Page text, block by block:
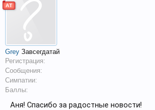
АТ
Grey Завсегдатай
Регистрация:
Сообщения:
Симпатии:
Баллы:
Аня! Спасибо за радостные новости!